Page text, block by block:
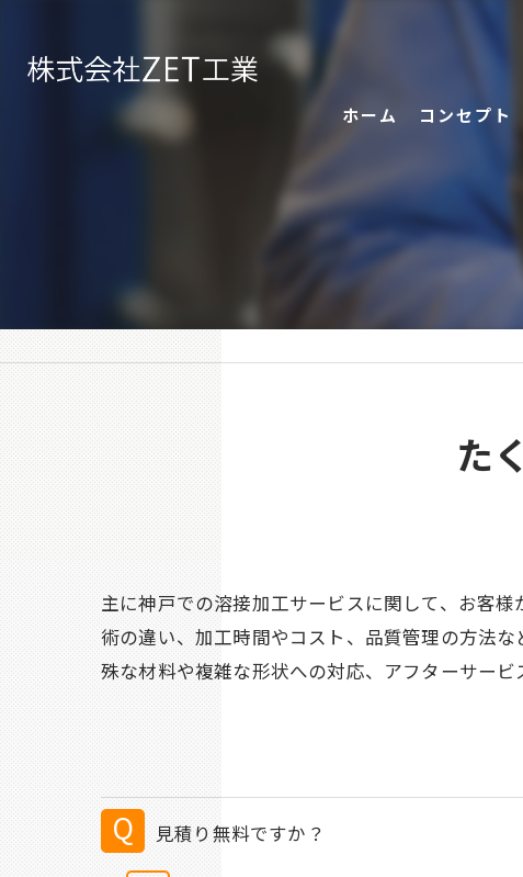
ホーム コンセプト
た
主に神戸での溶接加工サービスに関して、お客
術の違い、加工時間やコスト、品質管理の方法
殊な材料や複雑な形状への対応、アフターサービ
見積り無料ですか？